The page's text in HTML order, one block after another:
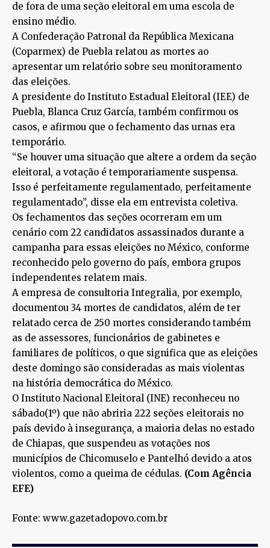
de fora de uma seção eleitoral em uma escola de
ensino médio.
A Confederação Patronal da República Mexicana
(Coparmex) de Puebla relatou as mortes ao
apresentar um relatório sobre seu monitoramento
das eleições.
A presidente do Instituto Estadual Eleitoral (IEE) de
Puebla, Blanca Cruz García, também confirmou os
casos, e afirmou que o fechamento das urnas era
temporário.
“Se houver uma situação que altere a ordem da seção
eleitoral, a votação é temporariamente suspensa.
Isso é perfeitamente regulamentado, perfeitamente
regulamentado”, disse ela em entrevista coletiva.
Os fechamentos das seções ocorreram em um
cenário com 22 candidatos assassinados durante a
campanha para essas eleições no México, conforme
reconhecido pelo governo do país, embora grupos
independentes relatem mais.
A empresa de consultoria Integralia, por exemplo,
documentou 34 mortes de candidatos, além de ter
relatado cerca de 250 mortes considerando também
as de assessores, funcionários de gabinetes e
familiares de políticos, o que significa que as eleições
deste domingo são consideradas as mais violentas
na história democrática do México.
O Instituto Nacional Eleitoral (INE) reconheceu no
sábado(1º) que não abriria 222 seções eleitorais no
país devido à insegurança, a maioria delas no estado
de Chiapas, que suspendeu as votações nos
municípios de Chicomuselo e Pantelhó devido a atos
violentos, como a queima de cédulas. (Com Agência
EFE)
Fonte: www.gazetadopovo.com.br